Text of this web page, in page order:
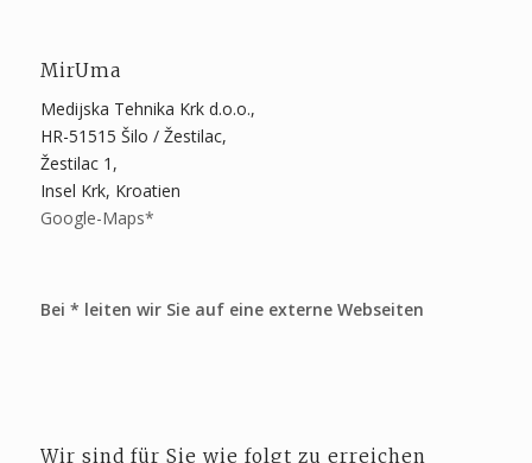
MirUma
Medijska Tehnika Krk d.o.o.,
HR-51515 Šilo / Žestilac,
Žestilac 1,
Insel Krk, Kroatien
Google-Maps*
Bei * leiten wir Sie auf eine externe Webseiten
Wir sind für Sie wie folgt zu erreichen